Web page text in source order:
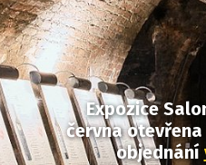
Expozice
června
objednání
Předchozí